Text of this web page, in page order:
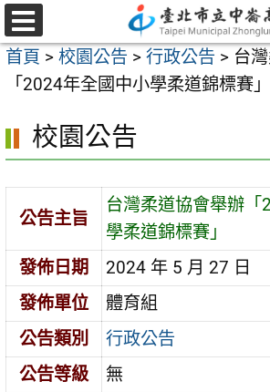
跳
至
主
容
選
單
首頁 > 校園公告 > 行政公告 > 台
「2024年全國中小學柔道錦標賽」
校園公告
公告主旨
台灣柔道協會舉辦「
學柔道錦標賽」
發佈日期
2024 年 5 月 27 日
發佈單位
體育組
公告類別
行政公告
公告等級
無